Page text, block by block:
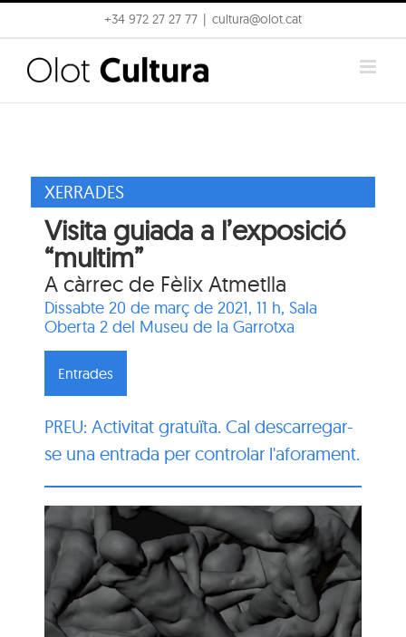
to
content
+34 972 27 27 77 cultura@olot.cat
XERRADES
Visita guiada a l’exposició
“multim”
A càrrec de Fèlix Atmetlla
Dissabte 20 de març de 2021, 11 h,Sala
Oberta 2 del Museu de la Garrotxa
Entrades
PREU: Activitat gratuïta. Cal descarregar-
se una entrada per controlar l'aforament.